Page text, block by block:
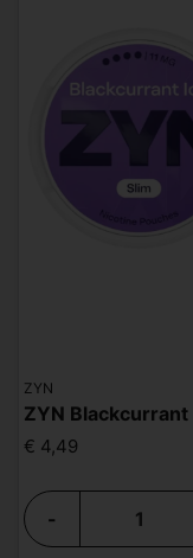
ZYN
€ 4,49
-